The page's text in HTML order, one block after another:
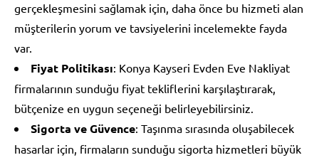
gerçekleşmesini sağlamak için, daha önce bu hizmeti alan
müşterilerin yorum ve tavsiyelerini incelemekte fayda
var.
Fiyat Politikası: Konya Kayseri Evden Eve Nakliyat
firmalarının sunduğu fiyat tekliflerini karşılaştırarak,
bütçenize en uygun seçeneği belirleyebilirsiniz.
Sigorta ve Güvence: Taşınma sırasında oluşabilecek
hasarlar için, firmaların sunduğu sigorta hizmetleri büyük